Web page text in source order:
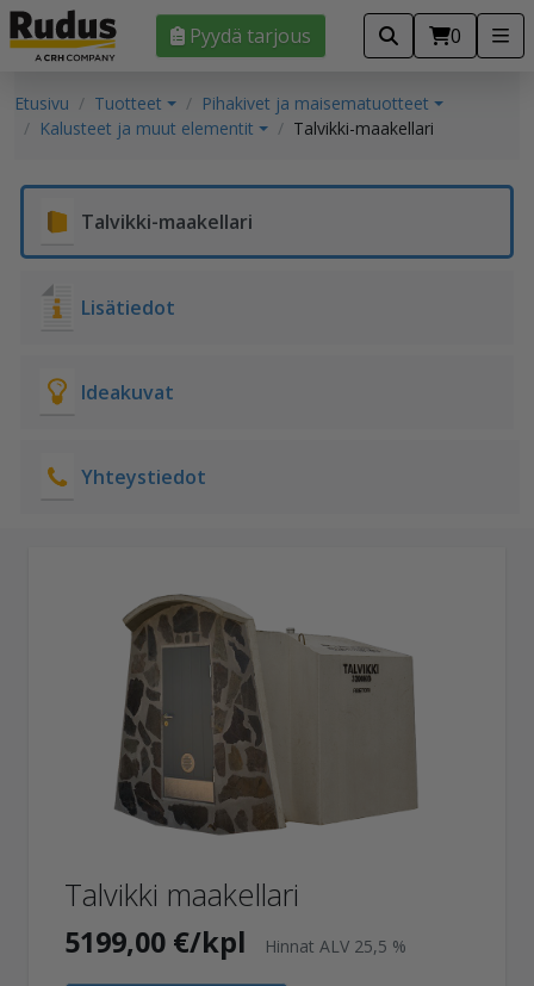
Pyydä tarjous 0
Etusivu Tuotteet
Pihakivet ja maisematuotteet
Kalusteet ja muut elementit
Talvikki-maakellari
Talvikki-maakellari
Lisätiedot
Ideakuvat
Yhteystiedot
Talvikki maakellari
5199,00 €/kpl Hinnat ALV 25,5 %